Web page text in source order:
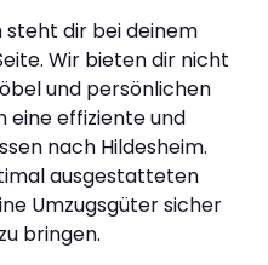
steht dir bei deinem
Wir bieten dir nicht
und persönlichen
eine effiziente und
nach Hildesheim.
ausgestatteten
Umzugsgüter sicher
bringen.